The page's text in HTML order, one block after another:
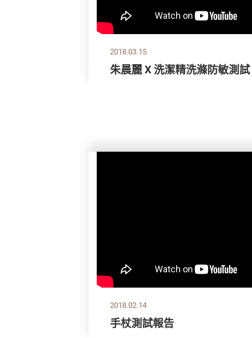
2018.03.15
朱晨麗 X 洗潔精洗滌防敏測試
2018.02.14
手杖測試報告